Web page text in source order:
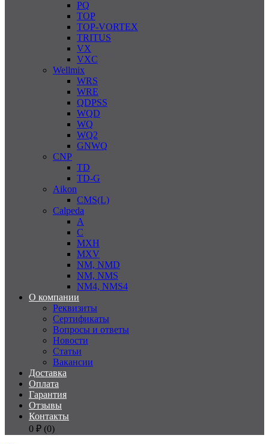
PQ
TOP
TOP-VORTEX
TRITUS
VX
VXC
Wellmix
WRS
WRE
QDPSS
WQD
WQ
WQ2
GNWQ
CNP
TD
TD-G
Aikon
CMS(L)
Calpeda
A
C
MXH
MXV
NM, NMD
NM, NMS
NM4, NMS4
О компании
Реквизиты
Сертификаты
Вопросы и ответы
Новости
Статьи
Вакансии
Доставка
Оплата
Гарантия
Отзывы
Контакты
0 ₽ (0)